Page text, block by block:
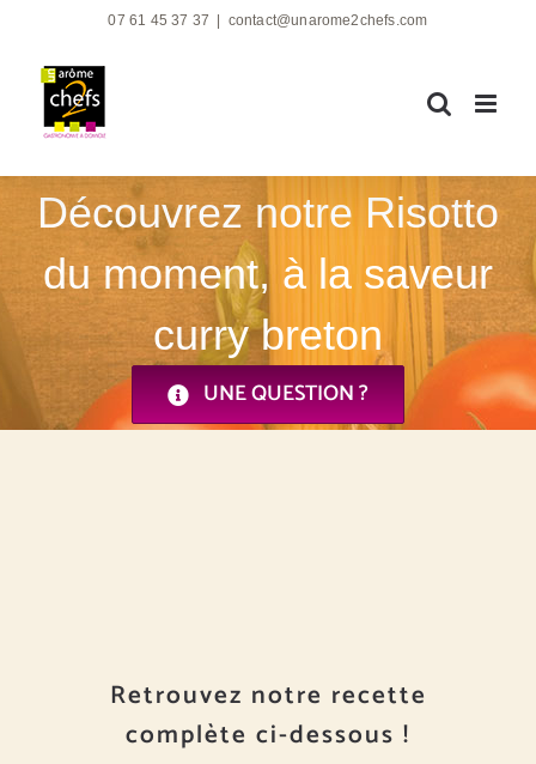
contenu
07 61 45 37 37 contact@unarome2chefs.com
Découvrez notre Risotto
du moment, à la saveur
curry breton
UNE QUESTION ?
Retrouvez notre recette
complète ci-dessous !